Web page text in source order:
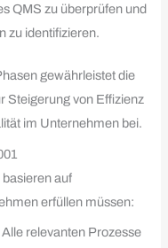
QMS zu überprüfen und
zu identifizieren.
gewährleistet die
Steigerung von Effizienz
im Unternehmen bei.
auf
erfüllen müssen:
Alle relevanten Prozesse